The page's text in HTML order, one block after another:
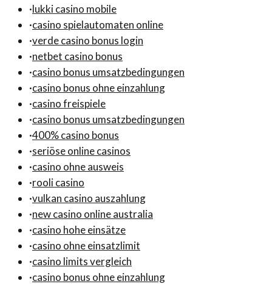
·lukki casino mobile
·casino spielautomaten online
·verde casino bonus login
·netbet casino bonus
·casino bonus umsatzbedingungen
·casino bonus ohne einzahlung
·casino freispiele
·casino bonus umsatzbedingungen
·400% casino bonus
·seriöse online casinos
·casino ohne ausweis
·rooli casino
·vulkan casino auszahlung
·new casino online australia
·casino hohe einsätze
·casino ohne einsatzlimit
·casino limits vergleich
·casino bonus ohne einzahlung